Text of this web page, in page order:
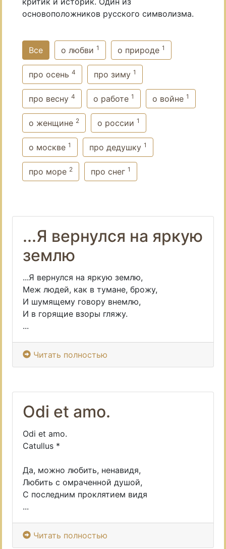
основоположников русского символизма.
Все о любви 1 о природе 1
про осень 4 про зиму 1
про весну 4 о работе 1 о войне 1
о женщине 2 о россии 1
о москве 1 про дедушку 1
про море 2 про снег 1
...Я вернулся на яркую
землю
...Я вернулся на яркую землю,
Меж людей, как в тумане, брожу,
И шумящему говору внемлю,
И в горящие взоры гляжу.
...
Читать полностью
Odi et amo.
Odi et amo.
Catullus *
Да, можно любить, ненавидя,
Любить с омраченной душой,
С последним проклятием видя
...
Читать полностью